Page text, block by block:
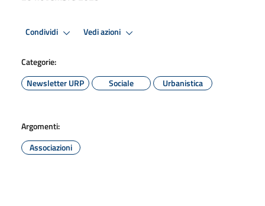
Condividi Vedi azioni
Categorie:
Newsletter URP
Sociale Urbanistica
Argomenti:
Associazioni